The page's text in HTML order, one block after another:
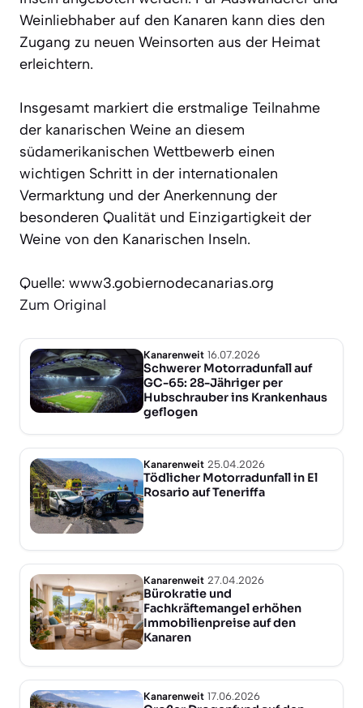
Weinliebhaber auf den Kanaren kann dies den
Zugang zu neuen Weinsorten aus der Heimat
erleichtern.
Insgesamt markiert die erstmalige Teilnahme
der kanarischen Weine an diesem
südamerikanischen Wettbewerb einen
wichtigen Schritt in der internationalen
Vermarktung und der Anerkennung der
besonderen Qualität und Einzigartigkeit der
Weine von den Kanarischen Inseln.
Quelle: www3.gobiernodecanarias.org
Zum Original
Kanarenweit 16.07.2026
Schwerer Motorradunfall auf
GC-65: 28-Jähriger per
Hubschrauber ins Krankenhaus
geflogen
Kanarenweit 25.04.2026
Tödlicher Motorradunfall in El
Rosario auf Teneriffa
Kanarenweit 27.04.2026
Bürokratie und
Fachkräftemangel erhöhen
Immobilienpreise auf den
Kanaren
Kanarenweit 17.06.2026